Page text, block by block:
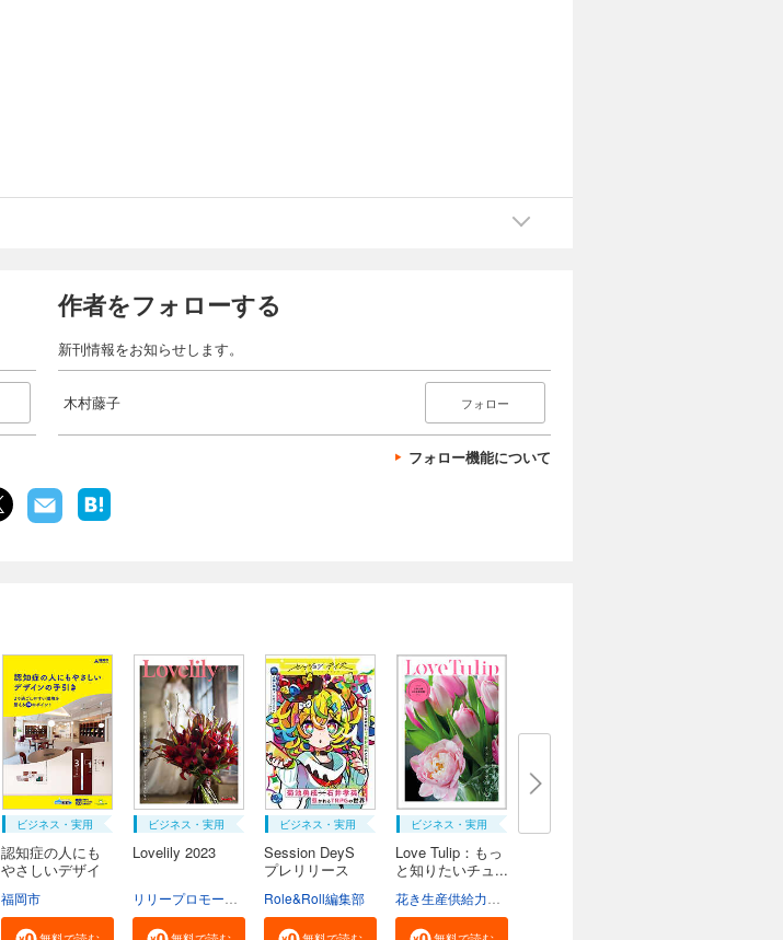
作者をフォローする
新刊情報をお知らせします。
木村藤子 フォロー
フォロー機能について
ビジネス・実用
認知症の人にも
やさしいデザイ
福岡市
ビジネス・実用
Lovelily 2023
ビジネス・実用
Session DeyS
プレリリース
Role&Roll編集部
ビジネス・実用
Love Tulip：もっ
と知りたいチュ...